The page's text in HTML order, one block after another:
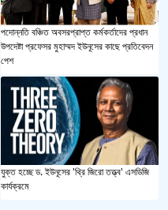
পদোন্নতি বঞ্চিত অবসরপ্রাপ্ত কর্মকর্তাদের প্রধান
উপদেষ্টা প্রফেসর মুহাম্মদ ইউনূসের কাছে প্রতিবেদন
পেশ
যুক্ত হচ্ছে ড. ইউনূসের 'থ্রি জিরো তত্ত্ব' এসডিজি
কার্যক্রমে